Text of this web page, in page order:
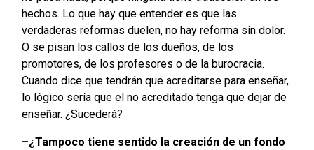
hechos. Lo que hay que entender es que las
verdaderas reformas duelen, no hay reforma sin dolor.
O se pisan los callos de los dueños, de los
promotores, de los profesores o de la burocracia.
Cuando dice que tendrán que acreditarse para enseñar,
lo lógico sería que el no acreditado tenga que dejar de
enseñar. ¿Sucederá?
–¿Tampoco tiene sentido la creación de un fondo